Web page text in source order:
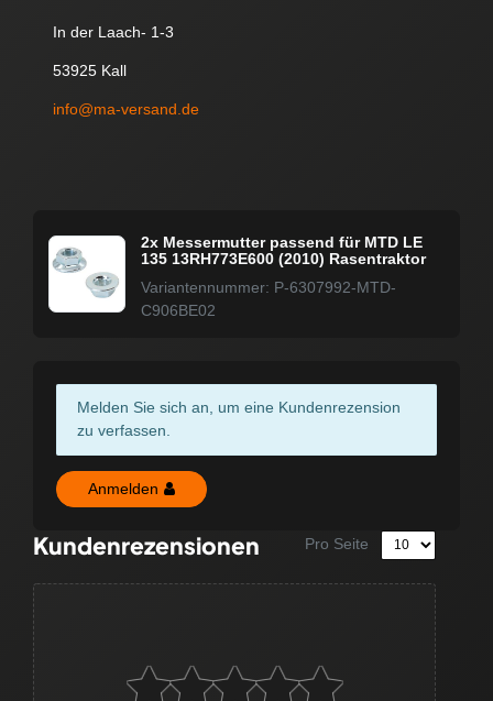
In der Laach- 1-3
53925 Kall
info@ma-versand.de
2x Messermutter passend für MTD LE
135 13RH773E600 (2010) Rasentraktor
Variantennummer: P-6307992-MTD-
C906BE02
Melden Sie sich an, um eine Kundenrezension
zu verfassen.
Anmelden
Kundenrezensionen Pro Seite